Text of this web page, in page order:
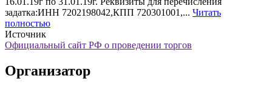
задатка:ИНН 7202198042,КПП 720301001,... Читать
полностью
Источник
Официальный сайт РФ о проведении торгов
Организатор